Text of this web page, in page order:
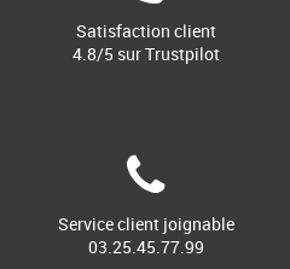
Satisfaction client
4.8/5 sur Trustpilot
Service client joignable
03.25.45.77.99